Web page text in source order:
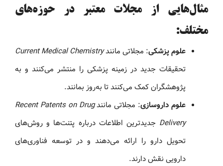
مثال‌هایی از مجلات معتبر در حوزه‌های
مختلف:
علوم پزشکی: مجلاتی مانندCurrent Medical Chemistry
تحقیقات جدید در زمینه پزشکی را منتشر می‌کنند و به
پژوهشگران کمک می‌کنند تا به‌روز بمانند.
علوم داروسازی: مجلاتی مانندRecent Patents on Drug
Delivery جدیدترین اطلاعات درباره پتنت‌ها و روش‌های
تحویل دارو را ارائه می‌دهند و در توسعه فناوری‌های
دارویی نقش دارند.